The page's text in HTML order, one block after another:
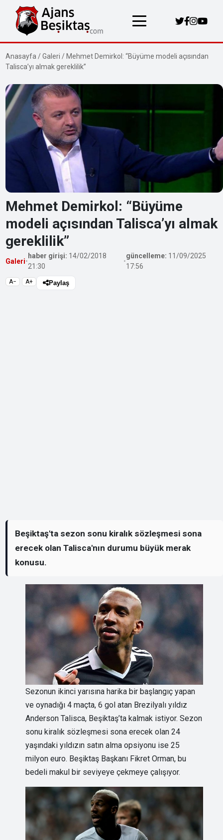
Anasayfa /Galeri / Mehmet Demirkol: “Büyüme modeli açısından
Talisca’yı almak gereklilik”
Mehmet Demirkol: “Büyüme
modeli açısından Talisca’yı almak
gereklilik”
Galeri•
haber girişi: 14/02/2018
21:30
•
güncelleme: 11/09/2025
17:56
A− A+ Paylaş
Beşiktaş'ta sezon sonu kiralık sözleşmesi sona
erecek olan Talisca'nın durumu büyük merak
konusu.
Sezonun ikinci yarısına harika bir başlangıç yapan
ve oynadığı 4 maçta, 6 gol atan Brezilyalı yıldız
Anderson Talisca, Beşiktaş’ta kalmak istiyor. Sezon
sonu kiralık sözleşmesi sona erecek olan 24
yaşındaki yıldızın satın alma opsiyonu ise 25
milyon euro. Beşiktaş Başkanı Fikret Orman, bu
bedeli makul bir seviyeye çekmeye çalışıyor.